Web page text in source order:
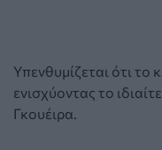
Υπενθυμίζεται ότι
ενισχύοντας το
Γκουέιρα.